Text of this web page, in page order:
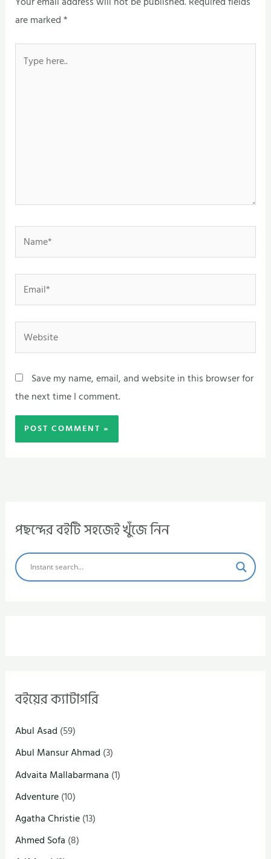
are marked*
here..
Name*
Email*
Website
Save my name, email, and website in this browser for
the next time I comment.
পছন্দের বইটি সহজেই খুঁজে নিন
বইয়ের ক্যাটাগরি
Abul Asad (59)
Abul Mansur Ahmad (3)
Advaita Mallabarmana (1)
Adventure(10)
Agatha Christie(13)
Ahmed Sofa (8)